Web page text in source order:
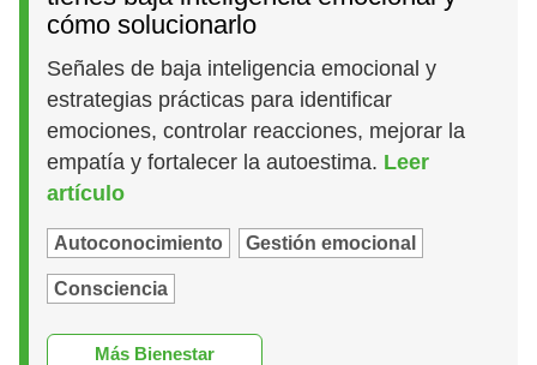
cómo solucionarlo
Señales de baja inteligencia emocional y
estrategias prácticas para identificar
emociones, controlar reacciones, mejorar la
empatía y fortalecer la autoestima. Leer
artículo
Autoconocimiento Gestión emocional
Consciencia
Más Bienestar